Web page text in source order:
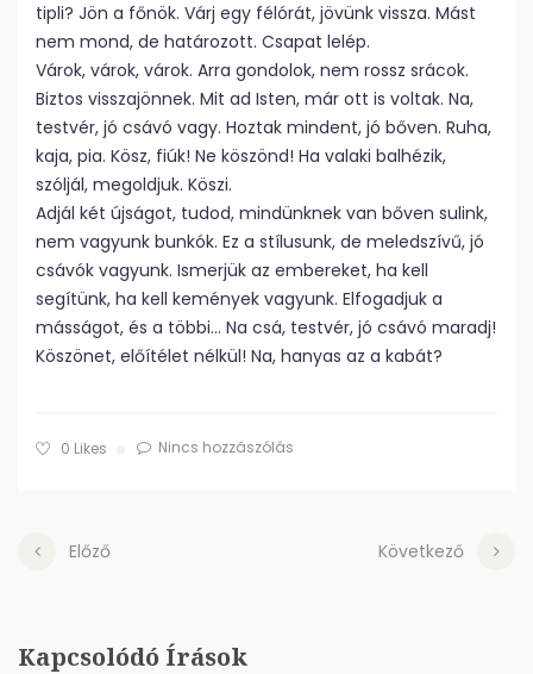
tipli? Jön a főnök. Várj egy félórát, jövünk vissza. Mást
nem mond, de határozott. Csapat lelép.
Várok, várok, várok. Arra gondolok, nem rossz srácok.
Biztos visszajönnek. Mit ad Isten, már ott is voltak. Na,
testvér, jó csávó vagy. Hoztak mindent, jó bőven. Ruha,
kaja, pia. Kösz, fiúk! Ne köszönd! Ha valaki balhézik,
szóljál, megoldjuk. Köszi.
Adjál két újságot, tudod, mindünknek van bőven sulink,
nem vagyunk bunkók. Ez a stílusunk, de meledszívű, jó
csávók vagyunk. Ismerjük az embereket, ha kell
segítünk, ha kell kemények vagyunk. Elfogadjuk a
másságot, és a többi… Na csá, testvér, jó csávó maradj!
Köszönet, előítélet nélkül! Na, hanyas az a kabát?
0 Likes Nincs hozzászólás
Előző Következő
Kapcsolódó Írások